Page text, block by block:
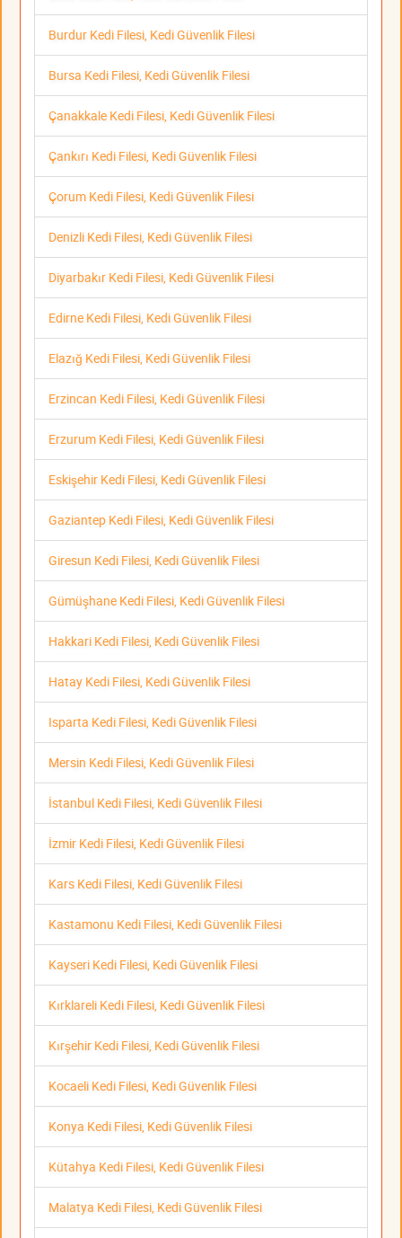
Burdur Kedi Filesi, Kedi Güvenlik Filesi
Bursa Kedi Filesi, Kedi Güvenlik Filesi
Çanakkale Kedi Filesi, Kedi Güvenlik Filesi
Çankırı Kedi Filesi, Kedi Güvenlik Filesi
Çorum Kedi Filesi, Kedi Güvenlik Filesi
Denizli Kedi Filesi, Kedi Güvenlik Filesi
Diyarbakır Kedi Filesi, Kedi Güvenlik Filesi
Edirne Kedi Filesi, Kedi Güvenlik Filesi
Elazığ Kedi Filesi, Kedi Güvenlik Filesi
Erzincan Kedi Filesi, Kedi Güvenlik Filesi
Erzurum Kedi Filesi, Kedi Güvenlik Filesi
Eskişehir Kedi Filesi, Kedi Güvenlik Filesi
Gaziantep Kedi Filesi, Kedi Güvenlik Filesi
Giresun Kedi Filesi, Kedi Güvenlik Filesi
Gümüşhane Kedi Filesi, Kedi Güvenlik Filesi
Hakkari Kedi Filesi, Kedi Güvenlik Filesi
Hatay Kedi Filesi, Kedi Güvenlik Filesi
Isparta Kedi Filesi, Kedi Güvenlik Filesi
Mersin Kedi Filesi, Kedi Güvenlik Filesi
İstanbul Kedi Filesi, Kedi Güvenlik Filesi
İzmir Kedi Filesi, Kedi Güvenlik Filesi
Kars Kedi Filesi, Kedi Güvenlik Filesi
Kastamonu Kedi Filesi, Kedi Güvenlik Filesi
Kayseri Kedi Filesi, Kedi Güvenlik Filesi
Kırklareli Kedi Filesi, Kedi Güvenlik Filesi
Kırşehir Kedi Filesi, Kedi Güvenlik Filesi
Kocaeli Kedi Filesi, Kedi Güvenlik Filesi
Konya Kedi Filesi, Kedi Güvenlik Filesi
Kütahya Kedi Filesi, Kedi Güvenlik Filesi
Malatya Kedi Filesi, Kedi Güvenlik Filesi